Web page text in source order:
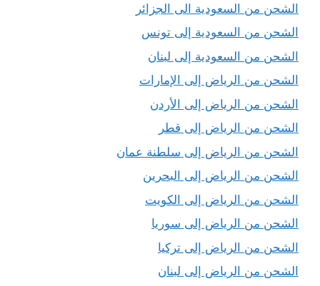
الشحن من السعودية الى الجزائر
الشحن من السعودية إلى تونس
الشحن من السعودية إلى لبنان
الشحن من الرياض إلى الإمارات
الشحن من الرياض إلى الأردن
الشحن من الرياض إلى قطر
الشحن من الرياض إلى سلطنة عمان
الشحن من الرياض إلى البحرين
الشحن من الرياض إلى الكويت
الشحن من الرياض إلى سوريا
الشحن من الرياض إلى تركيا
الشحن من الرياض إلى لبنان